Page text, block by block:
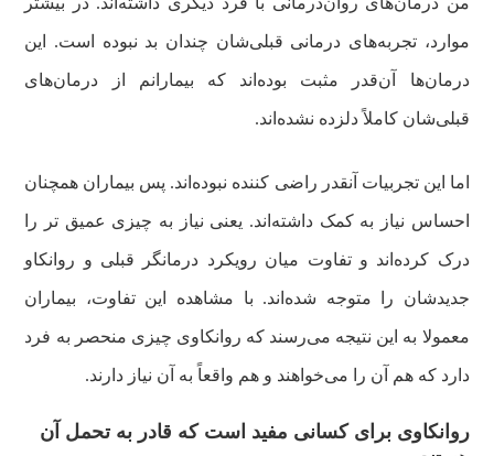
موارد، تجربه‌های درمانی قبلی‌شان چندان بد نبوده است. این
درمان‌ها آن‌قدر مثبت بوده‌اند که بیمارانم از درمان‌های
قبلی‌شان کاملاً دلزده نشده‌اند.
اما این تجربیات آنقدر راضی کننده نبوده‌اند. پس بیماران همچنان
احساس نیاز به کمک داشته‌اند. یعنی نیاز به چیزی عمیق تر را
درک کرده‌اند و تفاوت میان رویکرد درمانگر قبلی و روانکاو
جدیدشان را متوجه شده‌اند. با مشاهده این تفاوت، بیماران
معمولا به این نتیجه می‌رسند که روانکاوی چیزی منحصر به فرد
دارد که هم آن را می‌خواهند و هم واقعاً به آن نیاز دارند.
روانکاوی برای کسانی مفید است که قادر به تحمل آن